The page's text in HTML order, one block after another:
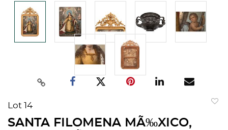
Lot 14
SANTA FILOMENA MÃ‰XICO,